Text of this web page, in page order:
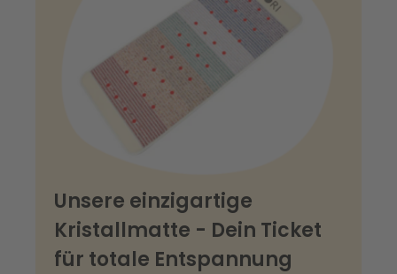
Unsere einzigartige
Kristallmatte - Dein Ticket
für totale Entspannung